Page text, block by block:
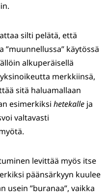
silti pelätä, että
”muunnellussa” käytössä
alkuperäisellä
merkkiinsä,
sitä haluamallaan
esimerkiksi hetekalle ja
valtavasti
levittää myös itse
päänsärkyyn kuulee
usein ”buranaa”, vaikka